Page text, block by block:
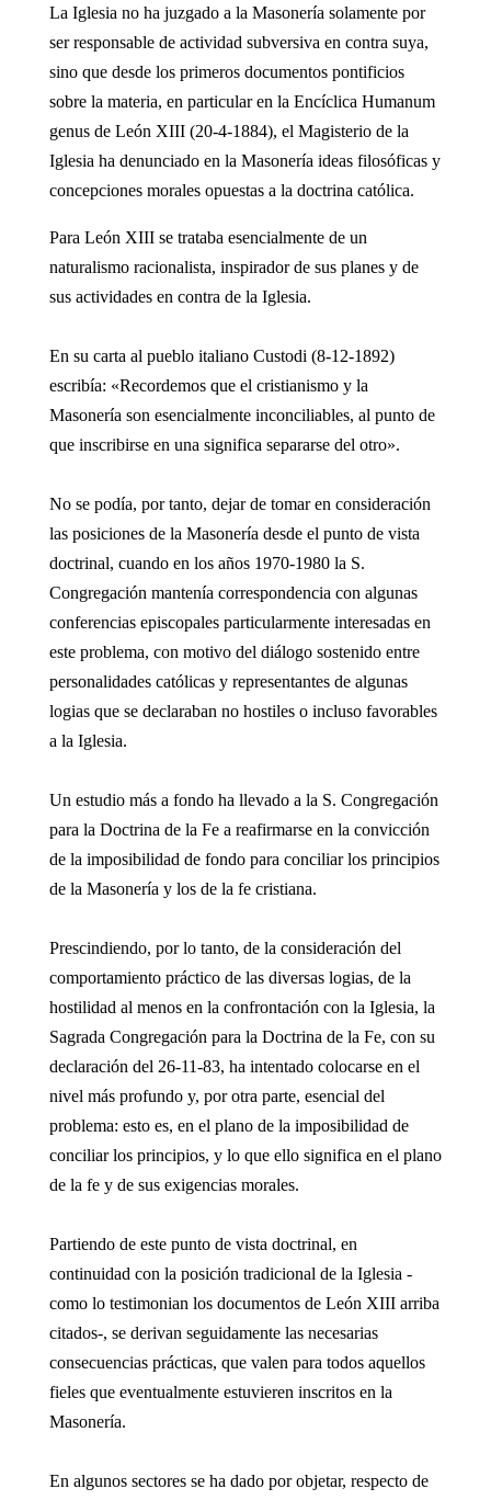
La Iglesia no ha juzgado a la Masonería solamente por
ser responsable de actividad subversiva en contra suya,
sino que desde los primeros documentos pontificios
sobre la materia, en particular en la Encíclica Humanum
genus de León XIII (20-4-1884), el Magisterio de la
Iglesia ha denunciado en la Masonería ideas filosóficas y
concepciones morales opuestas a la doctrina católica.
Para León XIII se trataba esencialmente de un
naturalismo racionalista, inspirador de sus planes y de
sus actividades en contra de la Iglesia.
En su carta al pueblo italiano Custodi (8-12-1892)
escribía: «Recordemos que el cristianismo y la
Masonería son esencialmente inconciliables, al punto de
que inscribirse en una significa separarse del otro».
No se podía, por tanto, dejar de tomar en consideración
las posiciones de la Masonería desde el punto de vista
doctrinal, cuando en los años 1970-1980 la S.
Congregación mantenía correspondencia con algunas
conferencias episcopales particularmente interesadas en
este problema, con motivo del diálogo sostenido entre
personalidades católicas y representantes de algunas
logias que se declaraban no hostiles o incluso favorables
a la Iglesia.
Un estudio más a fondo ha llevado a la S. Congregación
para la Doctrina de la Fe a reafirmarse en la convicción
de la imposibilidad de fondo para conciliar los principios
de la Masonería y los de la fe cristiana.
Prescindiendo, por lo tanto, de la consideración del
comportamiento práctico de las diversas logias, de la
hostilidad al menos en la confrontación con la Iglesia, la
Sagrada Congregación para la Doctrina de la Fe, con su
declaración del 26-11-83, ha intentado colocarse en el
nivel más profundo y, por otra parte, esencial del
problema: esto es, en el plano de la imposibilidad de
conciliar los principios, y lo que ello significa en el plano
de la fe y de sus exigencias morales.
Partiendo de este punto de vista doctrinal, en
continuidad con la posición tradicional de la Iglesia -
como lo testimonian los documentos de León XIII arriba
citados-, se derivan seguidamente las necesarias
consecuencias prácticas, que valen para todos aquellos
fieles que eventualmente estuvieren inscritos en la
Masonería.
En algunos sectores se ha dado por objetar, respecto de